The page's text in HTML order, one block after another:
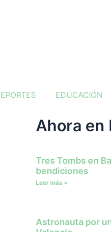
EDUCACIÓN
Ahora en
Tres Tombs en
bendiciones
Leer más »
Astronauta por